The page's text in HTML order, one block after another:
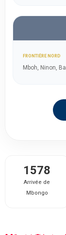
FRONTIÈRE NORD
Mboh, Ninon,
1578
Arrivée de
Mbongo